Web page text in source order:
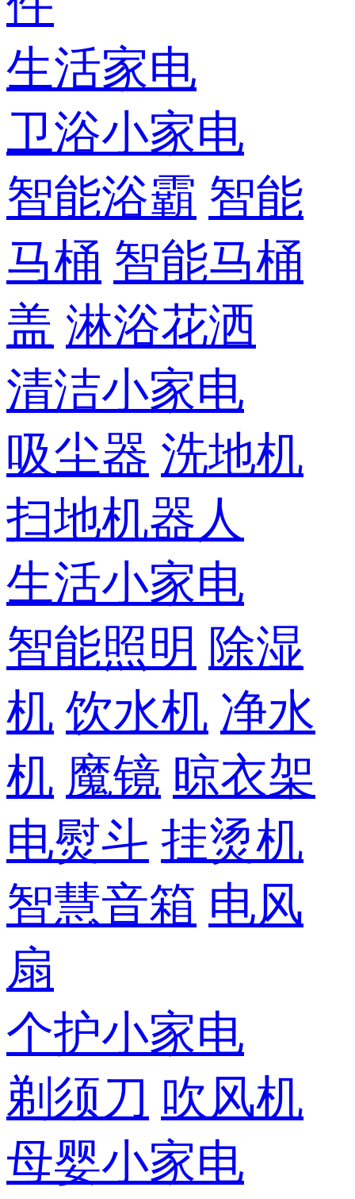
生活家电
卫浴小家电
智能浴霸 智能
马桶 智能马桶
盖 淋浴花洒
清洁小家电
吸尘器 洗地机
扫地机器人
生活小家电
智能照明 除湿
机 饮水机 净水
机 魔镜 晾衣架
电熨斗 挂烫机
智慧音箱 电风
扇
个护小家电
剃须刀 吹风机
母婴小家电